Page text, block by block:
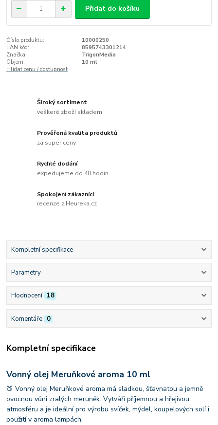
Přidat do košíku
Číslo produktu:
10000250
EAN kód:
8595743301214
Značka:
TrigonMedia
Objem:
10 ml
Hlídat cenu / dostupnost
Široký sortiment
veškeré zboží skladem
Prověřená kvalita produktů
za super ceny
Rychlé dodání
expedujeme do 48 hodin
Spokojení zákazníci
recenze z Heureka.cz
Kompletní specifikace
Parametry
Hodnocení 18
Komentáře 0
Kompletní specifikace
Vonný olej Meruňkové aroma 10 ml
🍑 Vonný olej Meruňkové aroma má sladkou, šťavnatou a jemně
ovocnou vůni zralých meruněk. Vytváří příjemnou a hřejivou
atmosféru a je ideální pro výrobu svíček, mýdel, koupelových solí i
použití v aroma lampách.